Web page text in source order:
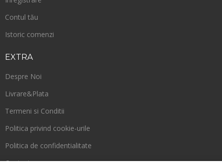
Contul tău
Istoric comenzi
EXTRA
Despre Noi
Livrare&Plata
Termeni si Conditii
Politica privind cookie-urile
Politica de confidentialitate